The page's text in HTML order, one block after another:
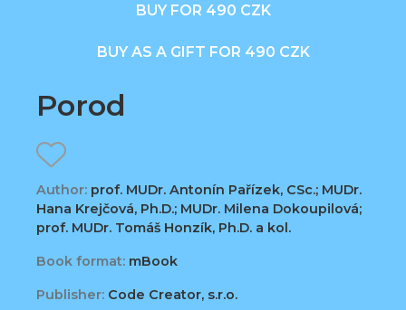
BUY FOR 490 CZK
BUY AS A GIFT FOR 490 CZK
Porod
Author: prof. MUDr. Antonín Pařízek, CSc.; MUDr.
Hana Krejčová, Ph.D.; MUDr. Milena Dokoupilová;
prof. MUDr. Tomáš Honzík, Ph.D. a kol.
Book format: mBook
Publisher: Code Creator, s.r.o.